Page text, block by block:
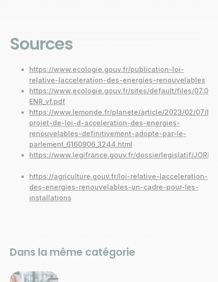
Sources
https://www.ecologie.gouv.fr/publication-loi-
relative-lacceleration-des-energies-renouvelables
https://www.ecologie.gouv.fr/sites/default/files/
ENR_vf.pdf
https://www.lemonde.fr/planete/article/2023/02/07/le-
projet-de-loi-d-acceleration-des-energies-
renouvelables-definitivement-adopte-par-le-
parlement_6160906_3244.html
https://www.legifrance.gouv.fr/dossierlegislatif/
https://agriculture.gouv.fr/loi-relative-lacceleration-
des-energies-renouvelables-un-cadre-pour-les-
installations
Dans la même catégorie